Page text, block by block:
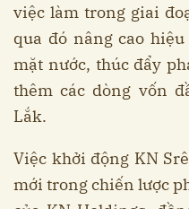
việc làm trong giai
qua đó nâng cao
mặt nước, thúc đẩy
thêm các dòng vốn
Lắk.
Việc khởi động KN
mới trong chiến lược